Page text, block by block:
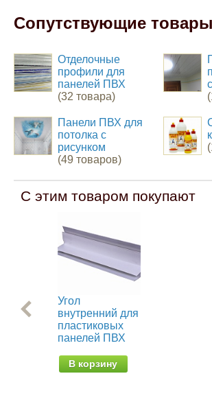
Сопутствующие товары
Отделочные
профили для
панелей ПВХ
(32 товара)
Панели ПВХ для
потолка с
рисунком
(49 товаров)
С этим товаром покупают
Угол
внутренний для
пластиковых
панелей ПВХ
В корзину